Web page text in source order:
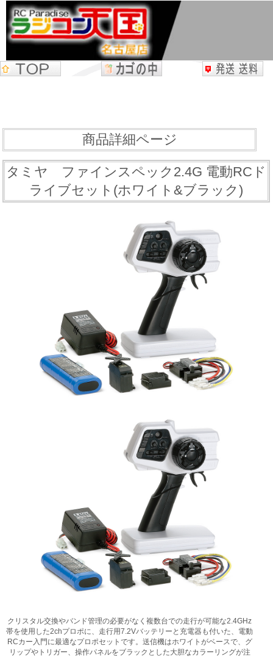
商品詳細ページ
タミヤ ファインスペック2.4G 電動RCド
ライブセット(ホワイト&ブラック)
クリスタル交換やバンド管理の必要がなく複数台での走行が可能な2.4GHz
帯を使用した2chプロポに、走行用7.2Vバッテリーと充電器も付いた、電動
RCカー入門に最適なプロポセットです。送信機はホワイトがベースで、グ
リップやトリガー、操作パネルをブラックとした大胆なカラーリングが注